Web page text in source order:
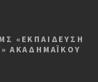
«ΕΚΠΑΙΔΕΥΣΗ
ΑΚΑΔΗΜΑΪΚΟΥ